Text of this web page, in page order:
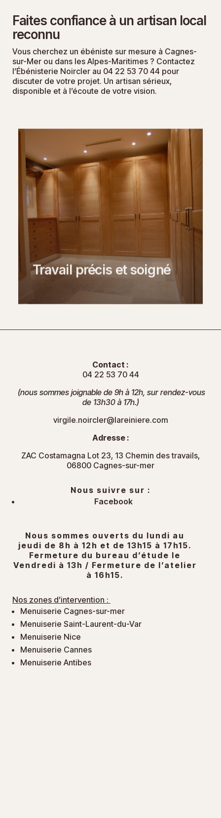
Faites confiance à un artisan local
reconnu
Vous cherchez un ébéniste sur mesure à Cagnes-
sur-Mer ou dans les Alpes-Maritimes ? Contactez
l’Ébénisterie Noircler au 04 22 53 70 44 pour
discuter de votre projet. Un artisan sérieux,
disponible et à l’écoute de votre vision.
Travail précis et soigné
Contact :
04 22 53 70 44
(nous sommes joignable de 9h à 12h, sur rendez-vous
de 13h30 à 17h.)
virgile.noircler@lareiniere.com
Adresse :
ZAC Costamagna Lot 23, 13 Chemin des travails,
06800 Cagnes-sur-mer
Nous suivre sur :
Facebook
Nous sommes ouverts du lundi au
jeudi de 8h à 12h et de 13h15 à 17h15.
Fermeture du bureau d’étude le
Vendredi à 13h / Fermeture de l’atelier
à 16h15.
Nos zones d’intervention :
Menuiserie Cagnes-sur-mer
Menuiserie Saint-Laurent-du-Var
Menuiserie Nice
Menuiserie Cannes
Menuiserie Antibes